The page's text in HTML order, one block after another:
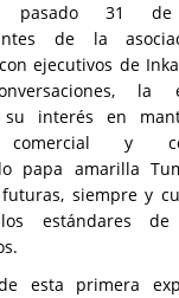
pasado 31 de
de la
ejecutivos de
la
su interés en
comercial y
papa amarilla
siempre y
estándares de
esta primera